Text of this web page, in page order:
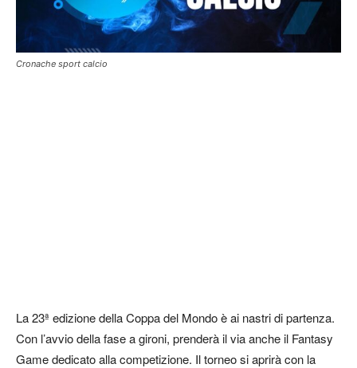
Cronache sport calcio
La 23ª edizione della Coppa del Mondo è ai nastri di partenza.
Con l’avvio della fase a gironi, prenderà il via anche il Fantasy
Game dedicato alla competizione. Il torneo si aprirà con la